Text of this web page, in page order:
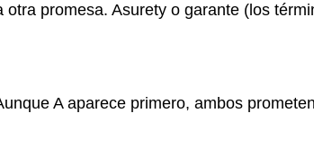
promesa. Asurety o garante (los
A aparece primero, ambos